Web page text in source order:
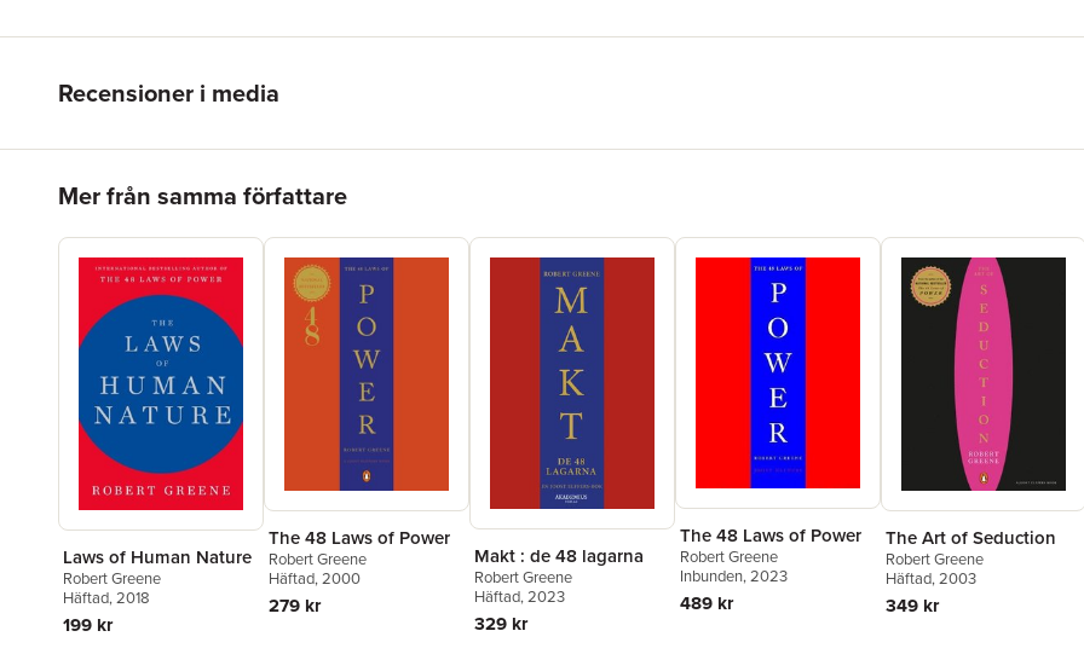
Recensioner i media
Mer från samma författare
Laws of Human Nature
Robert Greene
Häftad, 2018
199 kr
The 48 Laws of Power
Robert Greene
Häftad, 2000
279 kr
Makt : de 48 lagarna
Robert Greene
Häftad, 2023
329 kr
The 48 Laws of Power
Robert Greene
Inbunden, 2023
489 kr
The Art of Seduction
Robert Greene
Häftad, 2003
349 kr